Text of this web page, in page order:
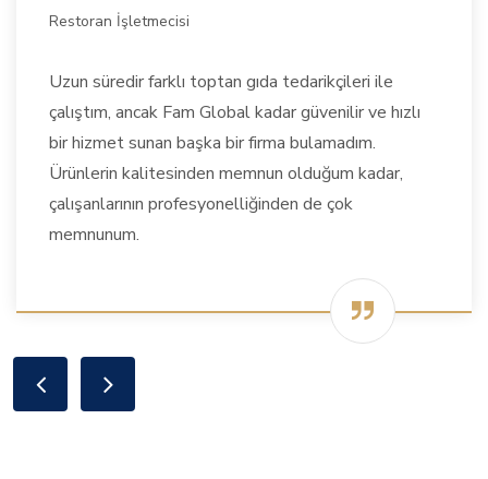
Restoran İşletmecisi
Uzun süredir farklı toptan gıda tedarikçileri ile
çalıştım, ancak Fam Global kadar güvenilir ve hızlı
bir hizmet sunan başka bir firma bulamadım.
Ürünlerin kalitesinden memnun olduğum kadar,
çalışanlarının profesyonelliğinden de çok
memnunum.